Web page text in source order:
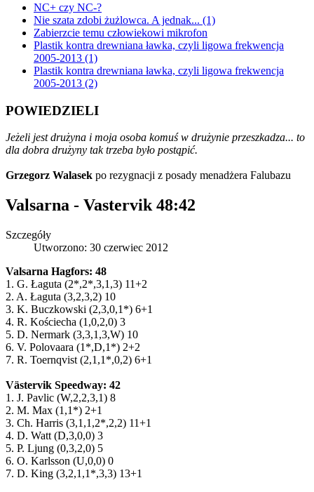
NC+ czy NC-?
Nie szata zdobi żużlowca. A jednak... (1)
Zabierzcie temu człowiekowi mikrofon
Plastik kontra drewniana ławka, czyli ligowa frekwencja
2005-2013 (1)
Plastik kontra drewniana ławka, czyli ligowa frekwencja
2005-2013 (2)
POWIEDZIELI
Jeżeli jest drużyna i moja osoba komuś w drużynie przeszkadza... to
dla dobra drużyny tak trzeba było postąpić.
Grzegorz Walasek po rezygnacji z posady menadżera Falubazu
Valsarna - Vastervik 48:42
Szczegóły
Utworzono: 30 czerwiec 2012
Valsarna Hagfors: 48
1. G. Łaguta (2*,2*,3,1,3) 11+2
2. A. Łaguta (3,2,3,2) 10
3. K. Buczkowski (2,3,0,1*) 6+1
4. R. Kościecha (1,0,2,0) 3
5. D. Nermark (3,3,1,3,W) 10
6. V. Polovaara (1*,D,1*) 2+2
7. R. Toernqvist (2,1,1*,0,2) 6+1
Västervik Speedway: 42
1. J. Pavlic (W,2,2,3,1) 8
2. M. Max (1,1*) 2+1
3. Ch. Harris (3,1,1,2*,2,2) 11+1
4. D. Watt (D,3,0,0) 3
5. P. Ljung (0,3,2,0) 5
6. O. Karlsson (U,0,0) 0
7. D. King (3,2,1,1*,3,3) 13+1